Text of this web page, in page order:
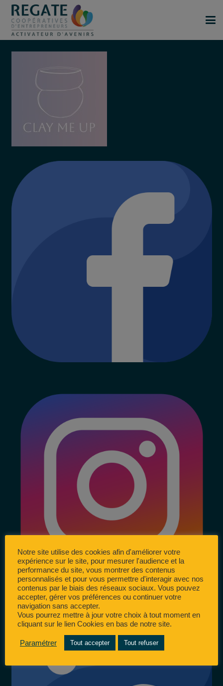
Notre site utilise des cookies afin d'améliorer votre
expérience sur le site, pour mesurer l'audience et la
performance du site, vous montrer des contenus
personnalisés et pour vous permettre d'interagir avec nos
contenus par le biais des réseaux sociaux. Vous pouvez
accepter, gérer vos préférences ou continuer votre
navigation sans accepter.
Vous pourrez mettre à jour votre choix à tout moment en
cliquant sur le lien Cookies en bas de notre site.
Paramétrer Tout accepter Tout refuser